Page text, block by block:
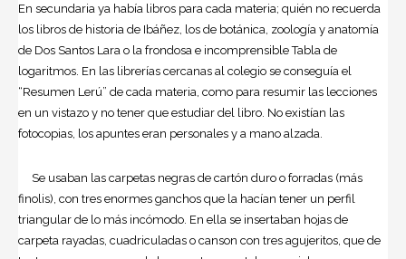
En secundaria ya había libros para cada materia; quién no recuerda
los libros de historia de Ibáñez, los de botánica, zoología y anatomía
de Dos Santos Lara o la frondosa e incomprensible Tabla de
logaritmos. En las librerías cercanas al colegio se conseguía el
“Resumen Lerú” de cada materia, como para resumir las lecciones
en un vistazo y no tener que estudiar del libro. No existían las
fotocopias, los apuntes eran personales y a mano alzada.
Se usaban las carpetas negras de cartón duro o forradas (más
finolis), con tres enormes ganchos que la hacían tener un perfil
triangular de lo más incómodo. En ella se insertaban hojas de
carpeta rayadas, cuadriculadas o canson con tres agujeritos, que de